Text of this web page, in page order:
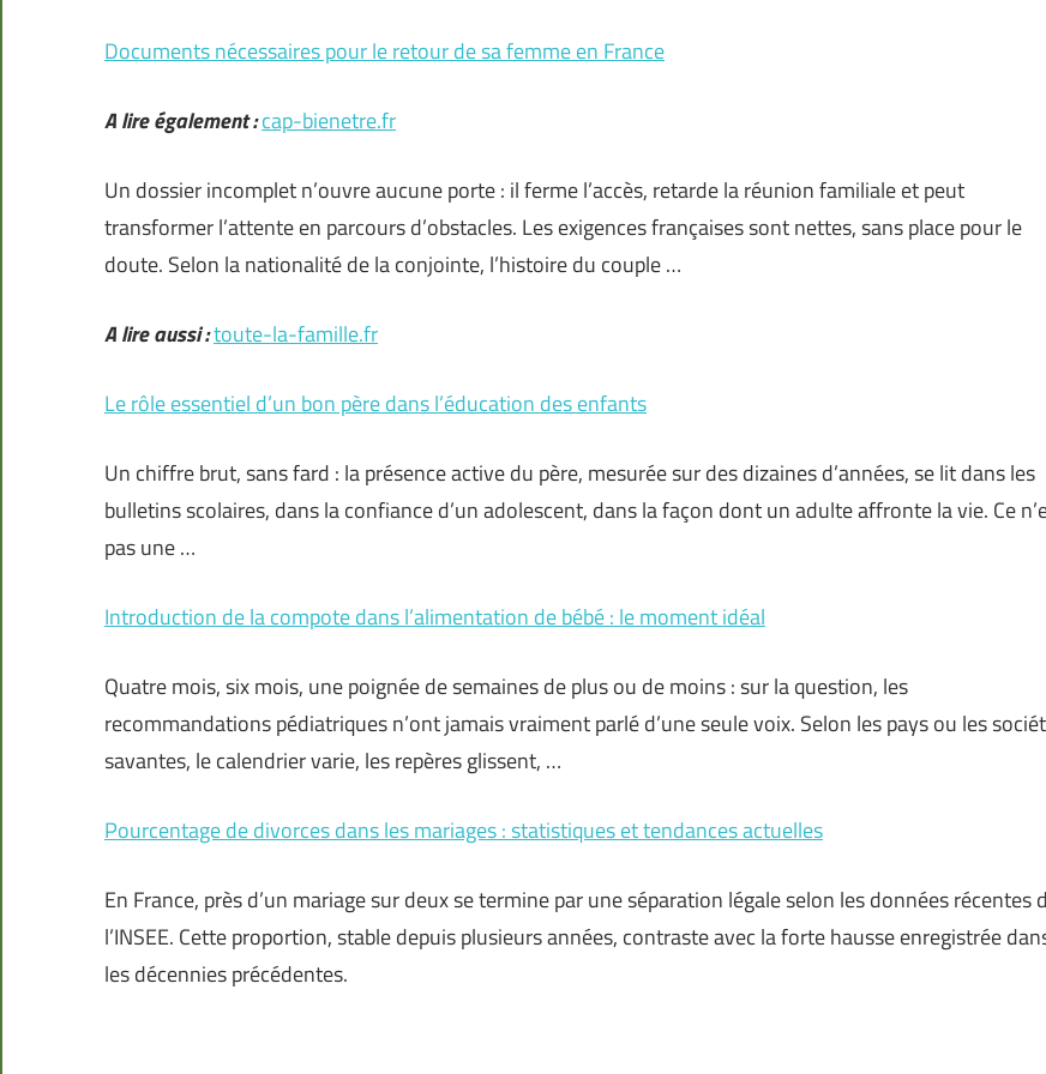
Documents nécessaires pour le retour de sa femme en France
A lire également :cap-bienetre.fr
Un dossier incomplet n’ouvre aucune porte : il ferme l’accès, retarde la réunion familiale et peut
transformer l’attente en parcours d’obstacles. Les exigences françaises sont nettes, sans place pour le
doute. Selon la nationalité de la conjointe, l’histoire du couple …
A lire aussi :toute-la-famille.fr
Le rôle essentiel d’un bon père dans l’éducation des enfants
Un chiffre brut, sans fard : la présence active du père, mesurée sur des dizaines d’années, se lit dans les
bulletins scolaires, dans la confiance d’un adolescent, dans la façon dont un adulte affronte la vie. Ce
pas une …
Introduction de la compote dans l’alimentation de bébé : le moment idéal
Quatre mois, six mois, une poignée de semaines de plus ou de moins : sur la question, les
recommandations pédiatriques n’ont jamais vraiment parlé d’une seule voix. Selon les pays ou les
savantes, le calendrier varie, les repères glissent, …
Pourcentage de divorces dans les mariages : statistiques et tendances actuelles
En France, près d’un mariage sur deux se termine par une séparation légale selon les données récentes
l’INSEE. Cette proportion, stable depuis plusieurs années, contraste avec la forte hausse enregistrée
les décennies précédentes.